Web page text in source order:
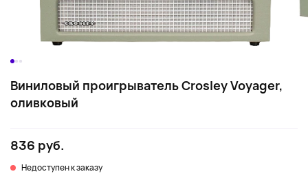
Виниловый проигрыватель Crosley Voyager,
оливковый
836 руб.
Недоступен к заказу